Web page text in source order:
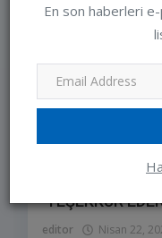
En son haberleri
NAZİK
TEŞEKKÜR
editor Nisan 22,